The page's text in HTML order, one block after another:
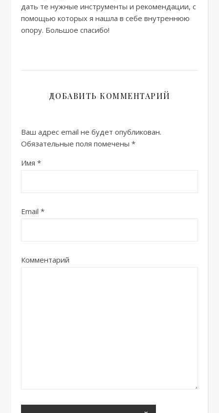
дать те нужные инструменты и рекомендации, с
помощью которых я нашла в себе внутреннюю
опору. Большое спасибо!
ДОБАВИТЬ КОММЕНТАРИЙ
Ваш адрес email не будет опубликован.
Обязательные поля помечены *
Имя *
Email *
Комментарий